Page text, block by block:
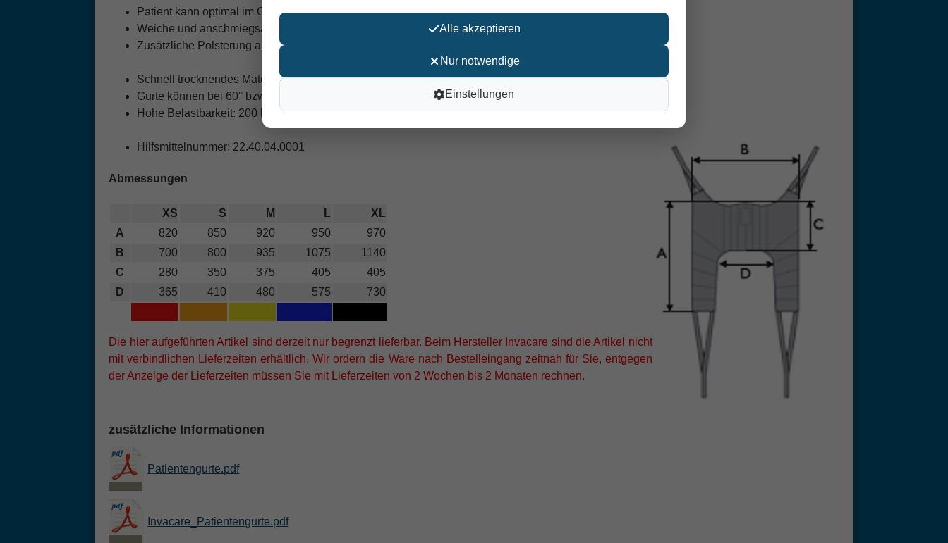
Patient kann optimal im Gurt positioniert werden: sicherer und einfacher Transfer
Weiche und anschmiegsame Gurte und Schlaufen
Zusätzliche Polsterung an den Auflagepunkten für gute Druckverteilung
Schnell trocknendes Material - ideal für den Einsatz im Nassbereich
Gurte können bei 60° bzw. 80° in der Waschmaschine gewaschen werden
Hohe Belastbarkeit: 200 kg (XL-Größe bis 250 kg)
Hilfsmittelnummer: 22.40.04.0001
Abmessungen
XS S M L
XL
A
820 850 920 950
970
B
700 800 935 1075
1140
C
280 350 375 405
405
D
365 410 480 575 730
Die hier aufgeführten Artikel sind derzeit nur begrenzt lieferbar. Beim Hersteller Invacare sind die Artikel nicht
mit verbindlichen Lieferzeiten erhältlich. Wir ordern die Ware nach Bestelleingang zeitnah für Sie, entgegen
der Anzeige der Lieferzeiten müssen Sie mit Lieferzeiten von 2 Wochen bis 2 Monaten rechnen.
zusätzliche Informationen
Patientengurte.pdf
Invacare_Patientengurte.pdf
Alle akzeptieren
Nur notwendige
Einstellungen